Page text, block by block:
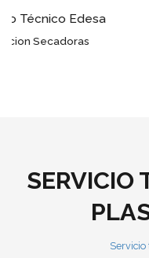
Servicio Técnico
Conocimientos
SERVICIO
Servicio